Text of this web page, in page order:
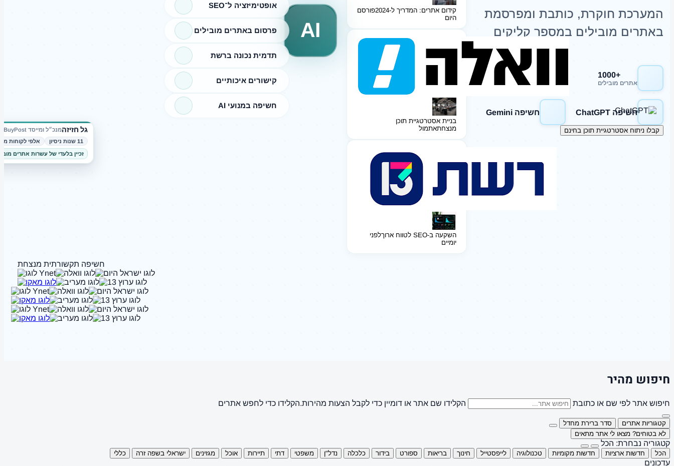
גל חזיזהמנכ״ל ומייסד BuyPost
11 שנות ניסיון
אלפי לקוחות
זכיין בלעדי של עשרות אתרים
אופטימיזציה ל־SEO
פרסום באתרים מובילים
תדמית נכונה ברשת
קישורים איכותיים
חשיפה במנועי AI
AI
קידום אתרים: המדריך ל-2024
פורסם
היום
בניית אסטרטגיית תוכן
מנצחתאתמול
השקעה ב-SEO לטווח ארוך
לפני
יומיים
המערכת חוקרת, כותבת ומפרסמת
באתרים מובילים במספר קליקים
+1000
אתרים מובילים
חשיפה Google
חשיפה ChatGPT חשיפה Gemini
קבלו ניתוח אסטרטגיית תוכן בחינם
חשיפה תקשורתית מנצחת
חיפוש מהיר
חיפוש אתר לפי שם או כתובת הקלידו שם אתר או דומיין כדי לקבל הצעות מהירות.הקלידו כדי לחפש אתרים
קטגוריות אתרים
סדר ברירת מחדל
לא בטוחים? מצאו לי אתר מתאים
קטגוריה נבחרת: הכל
הכל חדשות ארציות חדשות מקומיות טכנולוגיה לייפסטייל חינוך בריאות ספורט בידור כלכלה נדל"ן משפטי דתי תיירות אוכל מגזינים ישראלי בשפה זרה כללי
עדכונים